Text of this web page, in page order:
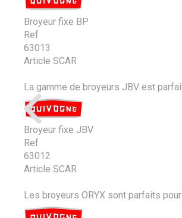
Broyeur fixe BP
Ref
63013
Article SCAR
La gamme de broyeurs JBV est
Broyeur fixe JBV
Ref
63012
Article SCAR
Les broyeurs ORYX sont parfaits